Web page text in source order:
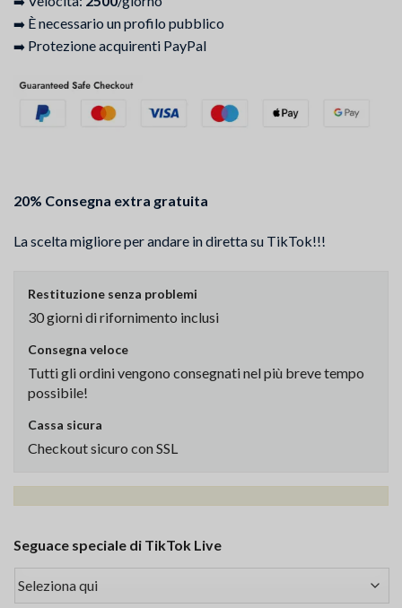
➡️ È necessario un profilo pubblico
➡️ Protezione acquirenti PayPal
20% Consegna extra gratuita
La scelta migliore per andare in diretta su TikTok!!!
Restituzione senza problemi
30 giorni di rifornimento inclusi
Consegna veloce
Tutti gli ordini vengono consegnati nel più breve tempo
possibile!
Cassa sicura
Checkout sicuro con SSL
Seguace speciale di TikTok Live